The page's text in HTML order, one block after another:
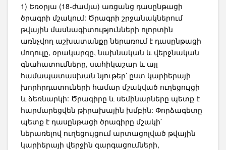
1) Եռօրյա (18-ժամյա) առցանց դասընթացի
ծրագրի մշակում: Ծրագրի շրջանակներում
թվային մասնագիտությունների ոլորտին
առնչվող աշխատանքը ներառում է դասընթացի
մոդուլը, օրակարգը, նախնական և վերջնական
գնահատումները, սահիկաշար և այլ
համապատասխան նյութեր՝ ըստ կարիերայի
խորհրդատուների համար մշակված ուղեցույցի
և ձեռնարկի: Ծրագիրը և սեմինարները պետք է
հարմարեցվեն թիրախային խմբին: Փորձագետը
պետք է դասընթացի ծրագիրը մշակի`
ներառելով ուղեցույցում արտացոլված թվային
կարիերայի վերջին զարգացումների,